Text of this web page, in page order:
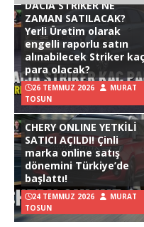
DACIA STRIKER NE
ZAMAN SATILACAK?
Yerli Üretim olarak
engelli raporlu satın
alınabilecek Striker kaç
para olacak?
26 TEMMUZ 2026
MURAT
TOSUN
CHERY ONLINE YETKİLİ
SATICI AÇILDI! Çinli
marka online satış
dönemini Türkiye’de
başlattı!
24 TEMMUZ 2026
MURAT
TOSUN